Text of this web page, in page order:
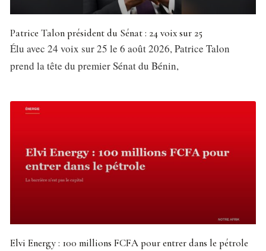
Patrice Talon président du Sénat : 24 voix sur 25
Élu avec 24 voix sur 25 le 6 août 2026, Patrice Talon
prend la tête du premier Sénat du Bénin,
Elvi Energy : 100 millions FCFA pour entrer dans le pétrole